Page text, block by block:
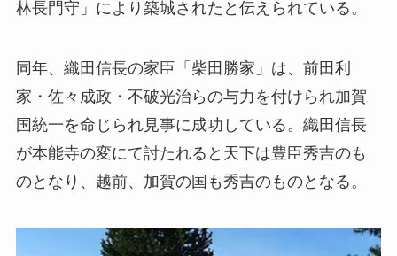
林長門守」により築城されたと伝えられている。
同年、織田信長の家臣「柴田勝家」は、前田利
家・佐々成政・不破光治らの与力を付けられ加賀
国統一を命じられ見事に成功している。織田信長
が本能寺の変にて討たれると天下は豊臣秀吉のも
のとなり、越前、加賀の国も秀吉のものとなる。